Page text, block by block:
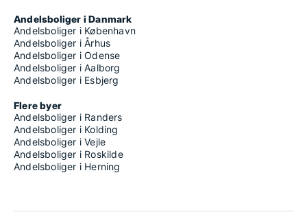
Andelsboliger i Danmark
Andelsboliger i København
Andelsboliger i Århus
Andelsboliger i Odense
Andelsboliger i Aalborg
Andelsboliger i Esbjerg
Flere byer
Andelsboliger i Randers
Andelsboliger i Kolding
Andelsboliger i Vejle
Andelsboliger i Roskilde
Andelsboliger i Herning